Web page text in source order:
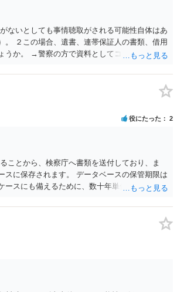
ないとしても事情聴取がされる可能性自体はあ
２この場合、遺書、連帯保証人の書類、借用
うか。 →警察の方で資料としてコピー等はする
と思います。 以上ご参考までに。
役にたった 2
ことから、検察庁へ書類を送付しており、ま
スに保存されます。 データベースの保管期限は
ースにも備えるために、数十年単位で保存して